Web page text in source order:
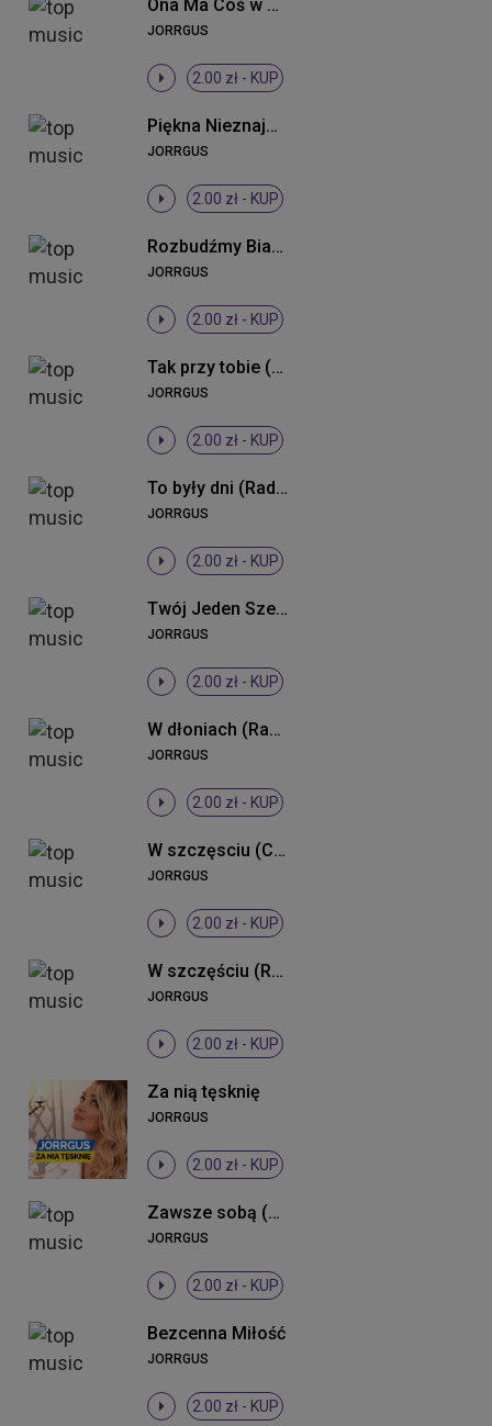
Ona Ma Coś w Sobie
JORRGUS
2.00 zł - KUP
Piękna Nieznajoma
JORRGUS
2.00 zł - KUP
Rozbudźmy Białystok (Radio Edit)
JORRGUS
2.00 zł - KUP
Tak przy tobie (Radio Edit)
JORRGUS
2.00 zł - KUP
To były dni (Radio Edit)
JORRGUS
2.00 zł - KUP
Twój Jeden Szept
JORRGUS
2.00 zł - KUP
W dłoniach (Radio Edit)
JORRGUS
2.00 zł - KUP
W szczęsciu (Crump Remix Radio)
JORRGUS
2.00 zł - KUP
W szczęściu (Radio Edit)
JORRGUS
2.00 zł - KUP
Za nią tęsknię
JORRGUS
2.00 zł - KUP
Zawsze sobą (Radio Edit)
JORRGUS
2.00 zł - KUP
Bezcenna Miłość
JORRGUS
2.00 zł - KUP